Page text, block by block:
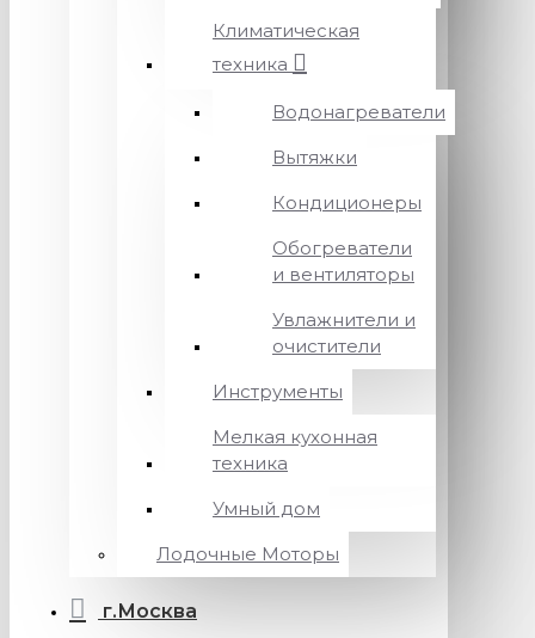
Климатическая
техника
Водонагреватели
Вытяжки
Кондиционеры
Обогреватели
и вентиляторы
Увлажнители и
очистители
Инструменты
Мелкая кухонная
техника
Умный дом
Лодочные Моторы
г.Москва